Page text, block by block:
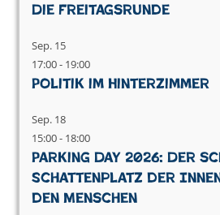
Die Freitagsrunde
Sep. 15
17:00- 19:00
Politik im Hinterzimmer
Sep. 18
15:00- 18:00
Parking Day 2026: Der
Schattenplatz der
den Menschen